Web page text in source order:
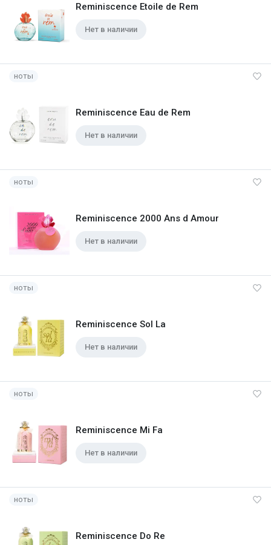
Reminiscence Etoile de Rem
Нет в наличии
ноты
Reminiscence Eau de Rem
Нет в наличии
ноты
Reminiscence 2000 Ans d Amour
Нет в наличии
ноты
Reminiscence Sol La
Нет в наличии
ноты
Reminiscence Mi Fa
Нет в наличии
ноты
Reminiscence Do Re